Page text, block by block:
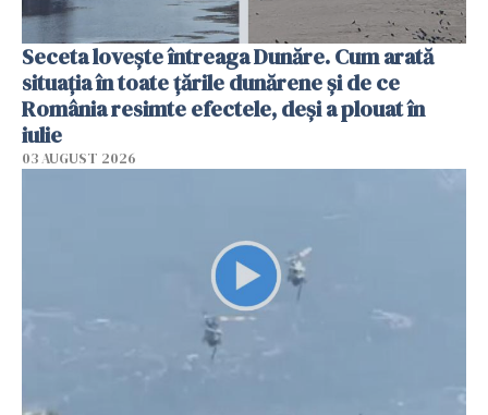
Seceta lovește întreaga Dunăre. Cum arată
situația în toate țările dunărene și de ce
România resimte efectele, deși a plouat în
iulie
03 AUGUST 2026